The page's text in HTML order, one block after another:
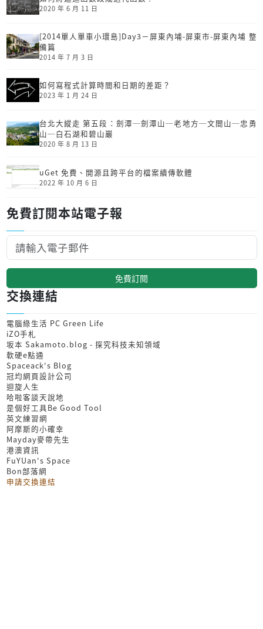
2020 年 6 月 11 日
[2014單人單車小環島]Day3－屏東內埔-屏東市-屏東內埔 整
備篇
2014 年 7 月 3 日
如何寫程式計算時間和日期的差距？
2023 年 1 月 24 日
台北大縱走 第五段：劍潭─劍潭山─老地方─文間山─忠勇
山─白石湖和碧山巖
2020 年 8 月 13 日
uGet 免費、開源且跨平台的檔案續傳軟體
2022 年 10 月 6 日
免費訂閱本站電子報
免費訂閱
交換連結
電腦綠生活 PC Green Life
iZO手札
坂本 Sakamoto.blog - 探究科技未知領域
軟硬e點通
Spaceack's Blog
冠均網頁設計公司
迴旋人生
哈啦客談天說地
是個好工具Be Good Tool
英文練習網
阿摩斯的小確幸
Mayday麥帶先生
港澳資訊
FuYUan's Space
Bon部落網
申請交換連結